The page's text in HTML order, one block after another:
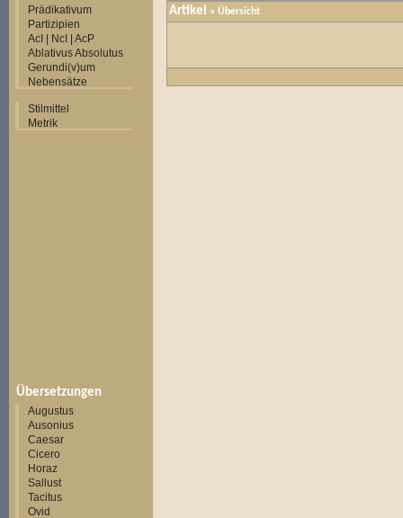
Prädikativum
Partizipien
AcI | NcI | AcP
Ablativus Absolutus
Gerundi(v)um
Nebensätze
Stilmittel
Metrik
Übersetzungen
Augustus
Ausonius
Caesar
Cicero
Horaz
Sallust
Tacitus
Ovid
Artikel » Übersicht